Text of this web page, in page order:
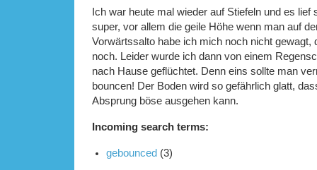
Ich war heute mal wieder auf Stiefeln und es lief
super, vor allem die geile Höhe wenn man auf
Vorwärtssalto habe ich mich noch nicht gewagt,
noch. Leider wurde ich dann von einem
nach Hause geflüchtet. Denn eins sollte man
bouncen! Der Boden wird so gefährlich glatt,
Absprung böse ausgehen kann.
Incoming search terms:
gebounced (3)